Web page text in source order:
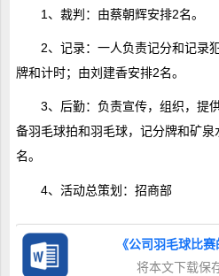
1、裁判：由蔡朝辉安排2名。
2、记录：一人负责记分和记录
牌和计时；由刘建香安排2名。
3、后勤：负责宣传，组织，提
备羽毛球拍和羽毛球，记分牌和矿
名。
4、活动总策划：招商部
《公司羽毛球比
将本文下载保